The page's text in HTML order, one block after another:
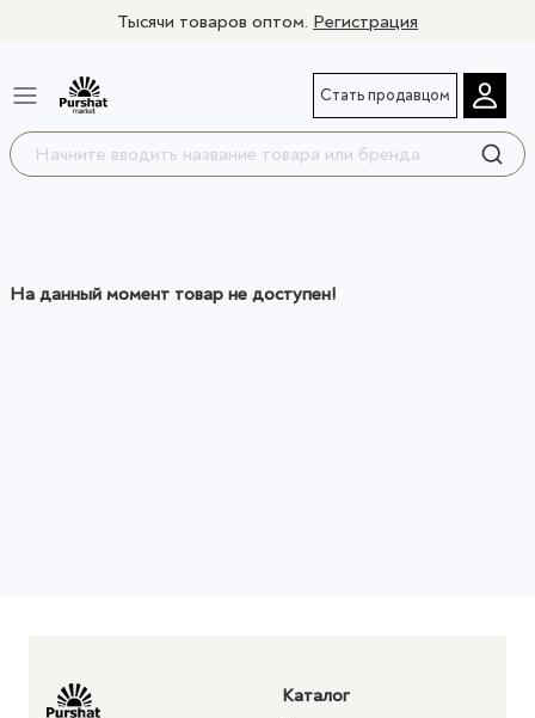
Тысячи товаров оптом. Регистрация
Стать продавцом
На данный момент товар не доступен!
Каталог